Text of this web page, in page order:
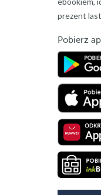
prezent
Pobierz